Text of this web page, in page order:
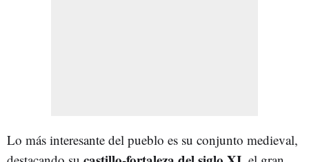
Lo más interesante del pueblo es su conjunto medieval,